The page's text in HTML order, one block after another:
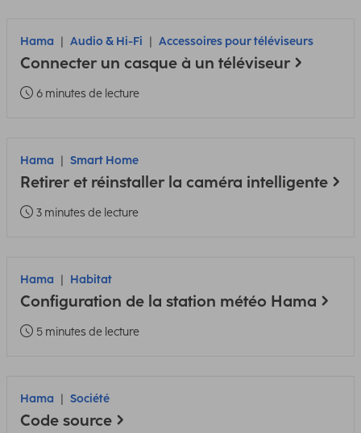
Hama Audio & Hi-Fi Accessoires pour téléviseurs
Connecter un casque à un téléviseur
6 minutes de lecture
Hama Smart Home
Retirer et réinstaller la caméra intelligente
3 minutes de lecture
Hama Habitat
Configuration de la station météo Hama
5 minutes de lecture
Hama Société
Code source